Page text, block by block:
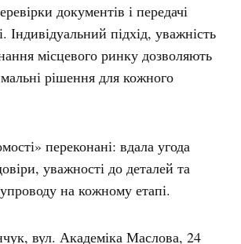
документів і передачі
Індивідуальний підхід, уважність
місцевого ринку дозволяють
рішення для кожного
переконані: вдала угода
уважності до деталей та
на кожному етапі.
вул. Академіка Маслова, 24